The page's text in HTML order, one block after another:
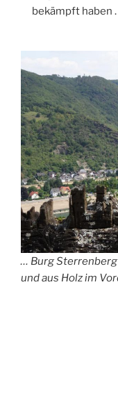
bekämpft haben .
… Burg
und aus Holz im